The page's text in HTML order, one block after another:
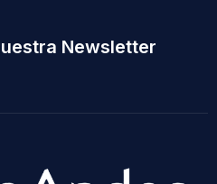
Newsletter